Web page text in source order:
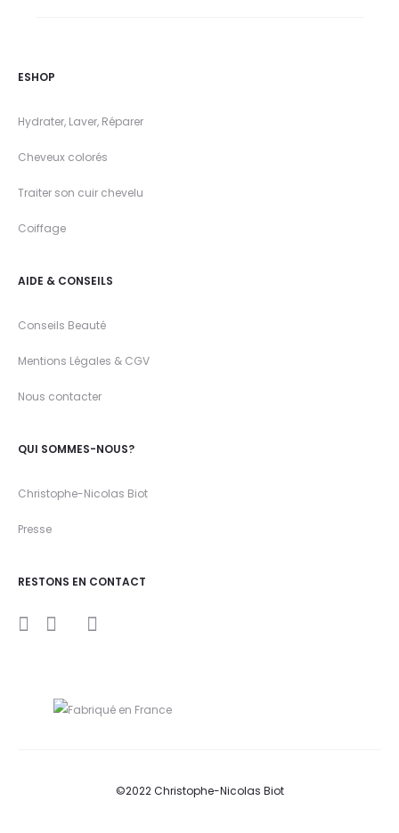
ESHOP
Hydrater, Laver, Réparer
Cheveux colorés
Traiter son cuir chevelu
Coiffage
AIDE & CONSEILS
Conseils Beauté
Mentions Légales & CGV
Nous contacter
QUI SOMMES-NOUS?
Christophe-Nicolas Biot
Presse
RESTONS EN CONTACT
u
b
o
©2022 Christophe-Nicolas Biot